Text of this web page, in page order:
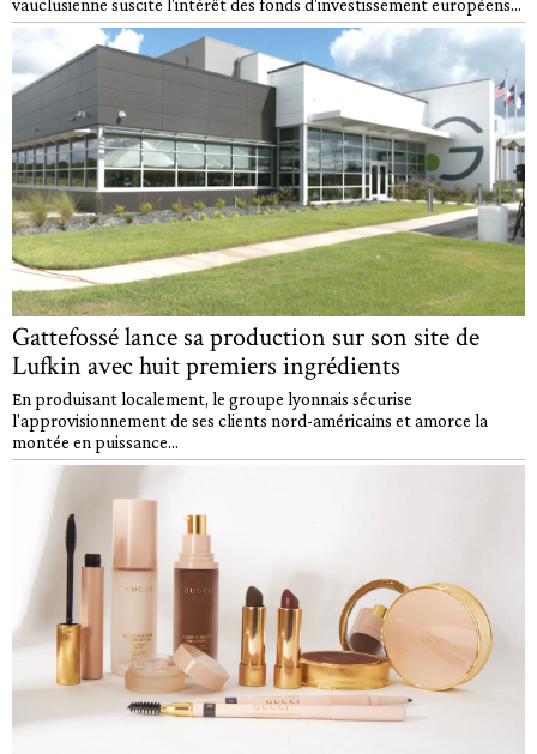
vauclusienne suscite l'intérêt des fonds d'investissement européens...
Gattefossé lance sa production sur son site de
Lufkin avec huit premiers ingrédients
En produisant localement, le groupe lyonnais sécurise
l'approvisionnement de ses clients nord-américains et amorce la
montée en puissance...